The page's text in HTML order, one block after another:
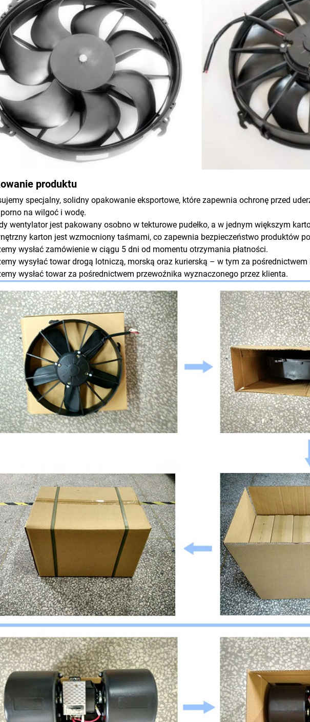
produktu
specjalny, solidny opakowanie eksportowe, które zapewnia ochronę przed
na wilgoć i wodę.
wentylator jest pakowany osobno w tekturowe pudełko, a w jednym większym
karton jest wzmocniony taśmami, co zapewnia bezpieczeństwo produktów
wysłać zamówienie w ciągu 5 dni od momentu otrzymania płatności.
wysyłać towar drogą lotniczą, morską oraz kurierską – w tym za pośrednictwem
wysłać towar za pośrednictwem przewoźnika wyznaczonego przez klienta.